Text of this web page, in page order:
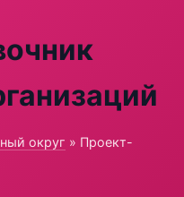
округ » Проект-